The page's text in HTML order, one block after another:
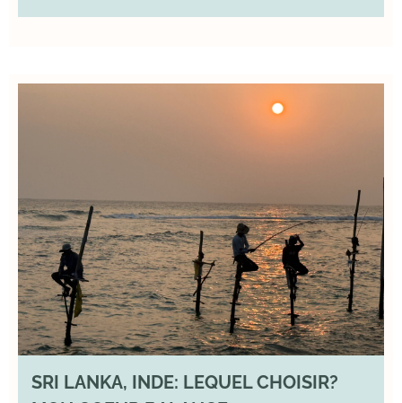
SRI LANKA, INDE: LEQUEL CHOISIR?